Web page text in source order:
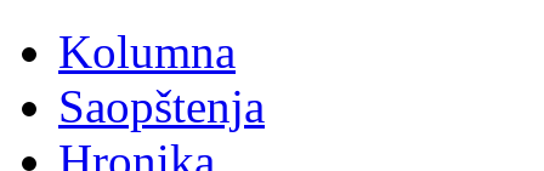
Kolumna
Saopštenja
Hronika